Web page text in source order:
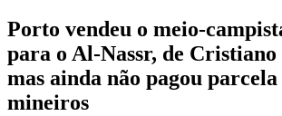
Porto vendeu o meio-
para o Al-Nassr, de Cristiano
mas ainda não pagou parcela
mineiros